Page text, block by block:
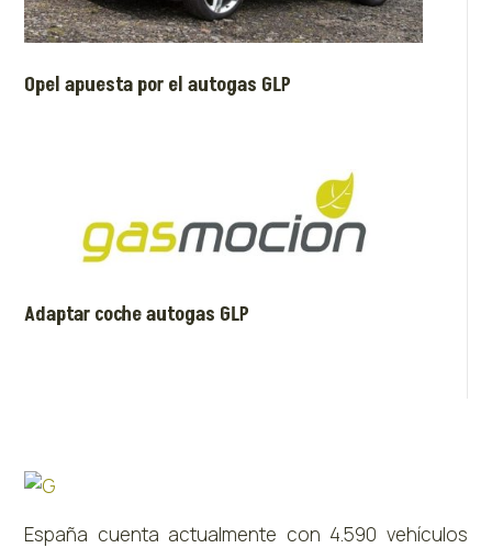
Opel apuesta por el autogas GLP
Adaptar coche autogas GLP
España cuenta actualmente con 4.590 vehículos